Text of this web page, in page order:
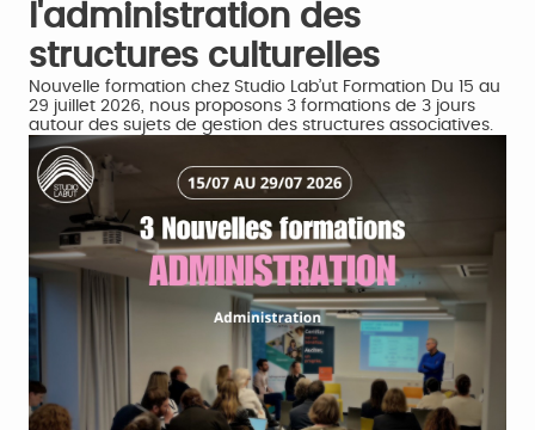
l'administration des
structures culturelles
Nouvelle formation chez Studio Lab’ut Formation Du 15 au
29 juillet 2026, nous proposons 3 formations de 3 jours
autour des sujets de gestion des structures associatives.